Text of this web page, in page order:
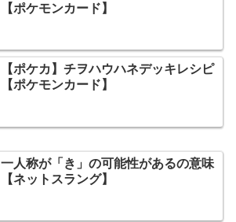
【ポケモンカード】
【ポケカ】チヲハウハネデッキレシピ
【ポケモンカード】
一人称が「き」の可能性があるの意味
【ネットスラング】